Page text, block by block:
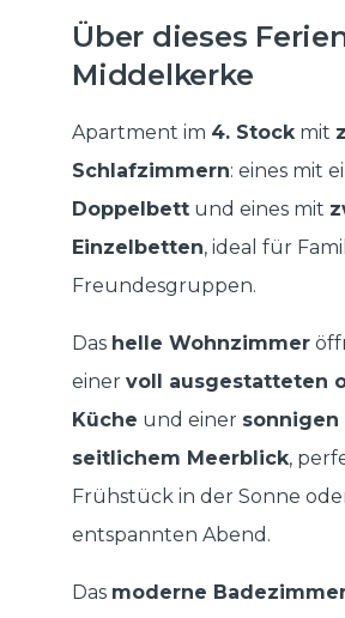
Über dieses
Middelkerke
Apartment im 4. Stockmit
Schlafzimmern: eines mit
Doppelbett und eines mit
Einzelbetten, ideal für
Freundesgruppen.
Das helle Wohnzimmer
einer voll ausgestatteten
Küche und einer sonnigen
seitlichem Meerblick,
Frühstück in der Sonne
entspannten Abend.
Das moderne